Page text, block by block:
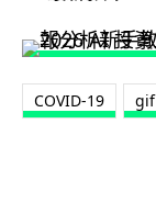
COVID-19 gif